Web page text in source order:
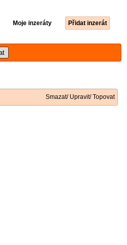
Moje inzeráty Přidat inzerát
Smazat/ Upravit/ Topovat